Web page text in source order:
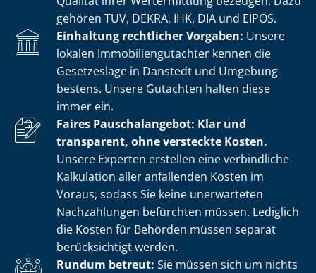
gehören TÜV, DEKRA, IHK, DIA und EIPOS.
Einhaltung rechtlicher Vorgaben: Unsere
lokalen Im­mo­bi­li­en­gut­ach­ter kennen die
Gesetzeslage in Danstedt und Umgebung
bestens. Unsere Gutachten halten diese
immer ein.
Faires Pauschalangebot: Klar und
transparent, ohne versteckte Kosten.
Unsere Experten erstellen eine verbindliche
Kalkulation aller anfallenden Kosten im
Voraus, sodass Sie keine unerwarteten
Nachzahlungen befürchten müssen. Lediglich
die Kosten für Behörden müssen separat
berücksichtigt werden.
Rundum betreut: Sie müssen sich um nichts